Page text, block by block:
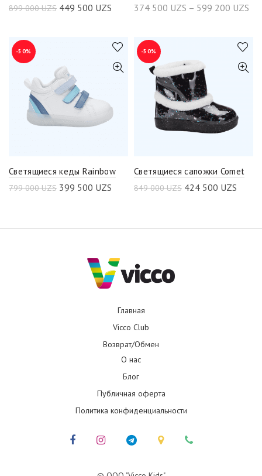
899 000UZS 449 500 UZS 374 500 UZS – 599 200 UZS
-50%
Светящиеся кеды Rainbow
799 000UZS 399 500 UZS
-50%
Светящиеся сапожки Comet
849 000UZS 424 500 UZS
Главная
Vicco Club
Возврат/Обмен
О нас
Блог
Публичная оферта
Политика конфиденциальности